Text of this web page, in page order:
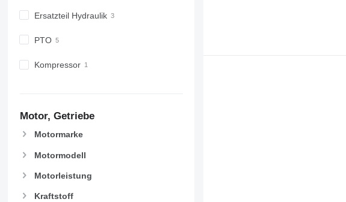
Ersatzteil Hydraulik
PTO
Kompressor
Motor, Getriebe
Motormarke
Motormodell
Motorleistung
Kraftstoff